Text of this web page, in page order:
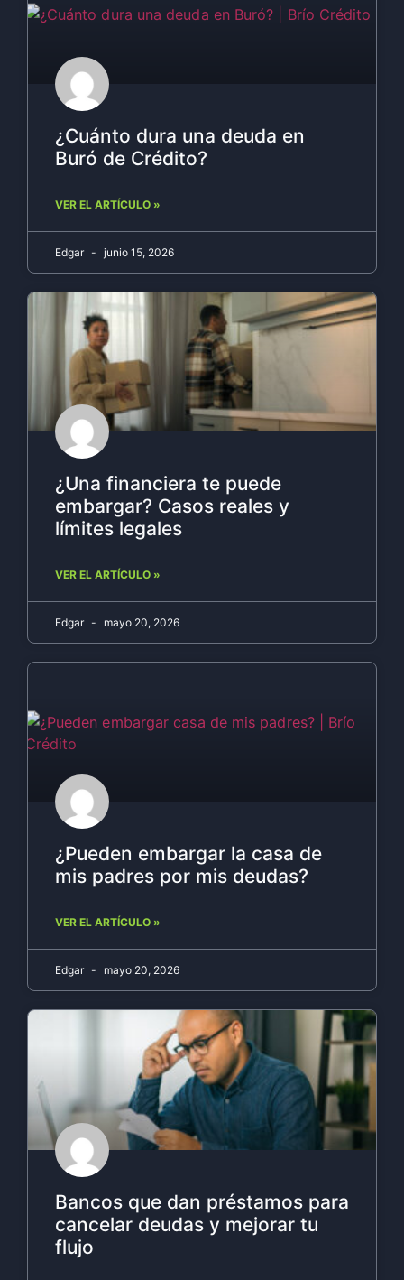
¿Cuánto dura una deuda en
Buró de Crédito?
VER EL ARTÍCULO »
Edgar junio 15, 2026
¿Una financiera te puede
embargar? Casos reales y
límites legales
VER EL ARTÍCULO »
Edgar mayo 20, 2026
¿Pueden embargar la casa de
mis padres por mis deudas?
VER EL ARTÍCULO »
Edgar mayo 20, 2026
Bancos que dan préstamos para
cancelar deudas y mejorar tu
flujo